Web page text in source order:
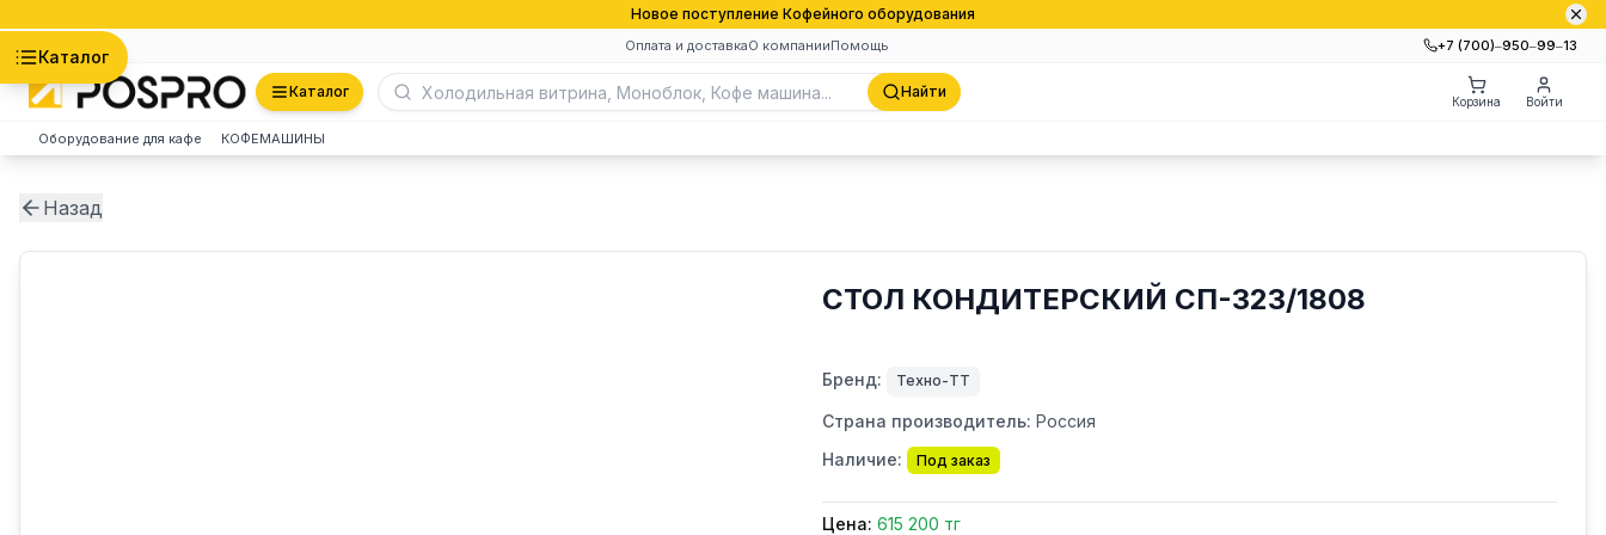
Новое поступление Кофейного оборудования
Оплата и доставкаО компанииПомощь +7 (700)‒950‒99‒13
Каталог
Каталог Найти
Корзина Войти
Оборудование для кафе КОФЕМАШИНЫ
Назад
СТОЛ КОНДИТЕРСКИЙ СП-323/1808
Бренд: Техно-ТТ
Страна производитель: Россия
Наличие:
Под заказ
Цена: 615 200 тг